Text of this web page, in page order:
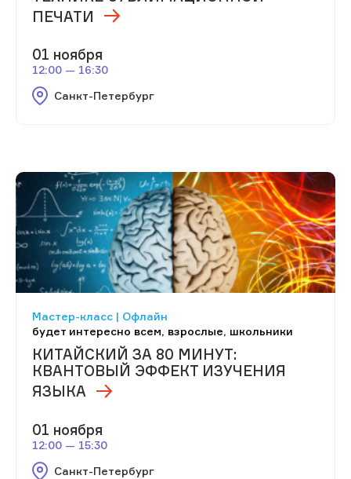
ПЕЧАТИ
01 ноября
12:00 — 16:30
Санкт-Петербург
Мастер-класс | Офлайн
будет интересно всем, взрослые, школьники
КИТАЙСКИЙ ЗА 80 МИНУТ:
КВАНТОВЫЙ ЭФФЕКТ ИЗУЧЕНИЯ
ЯЗЫКА
01 ноября
12:00 — 15:30
Санкт-Петербург